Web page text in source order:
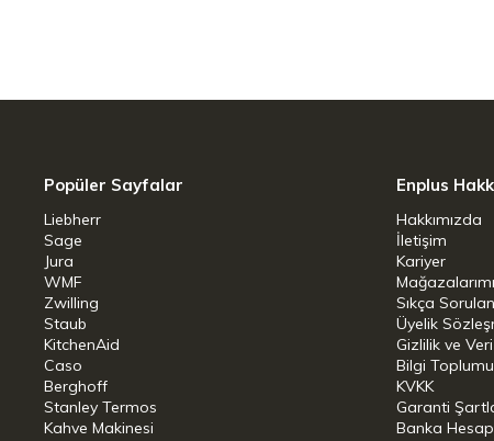
İndüksiyon dahil tüm ocak tipleriyle
Popüler Sayfalar
Liebherr
Sage
Jura
WMF
Zwilling
Staub
KitchenAid
Caso
Berghoff
Stanley Termos
Kahve Makinesi
Enplus
Hakkımızda
İletişim
Kariyer
Sıkça
Üyelik
Gizlilik ve
Bilgi
KVKK
Garanti
Banka